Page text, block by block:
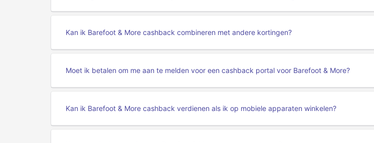
Kan ik Barefoot & More cashback combineren met andere kortingen?
Moet ik betalen om me aan te melden voor een cashback portal voor Barefoot & More?
Kan ik Barefoot & More cashback verdienen als ik op mobiele apparaten winkelen?